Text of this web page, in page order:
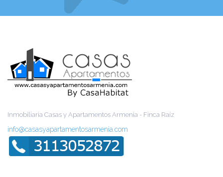
Inmobiliaria Casas y Apartamentos Armenia - Finca Raíz
info@casasyapartamentosarmenia.com